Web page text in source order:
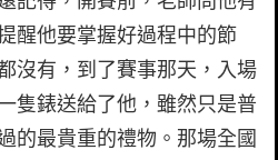
醒他要掌握好過程中的節
沒有，到了賽事那天，入場
隻錶送給了他，雖然只是普
的最貴重的禮物。那場全國